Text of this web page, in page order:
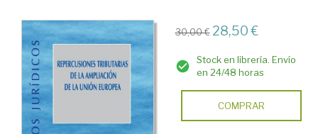
30,00 € 28,50 €
Stock en librería. Envío
en 24/48 horas
COMPRAR